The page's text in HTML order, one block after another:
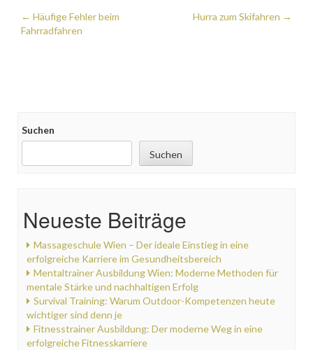
Post
← Häufige Fehler beim
Fahrradfahren
Hurra zum Skifahren →
Suchen
Suchen
Neueste Beiträge
Massageschule Wien – Der ideale Einstieg in eine
erfolgreiche Karriere im Gesundheitsbereich
Mentaltrainer Ausbildung Wien: Moderne Methoden für
mentale Stärke und nachhaltigen Erfolg
Survival Training: Warum Outdoor-Kompetenzen heute
wichtiger sind denn je
Fitnesstrainer Ausbildung: Der moderne Weg in eine
erfolgreiche Fitnesskarriere